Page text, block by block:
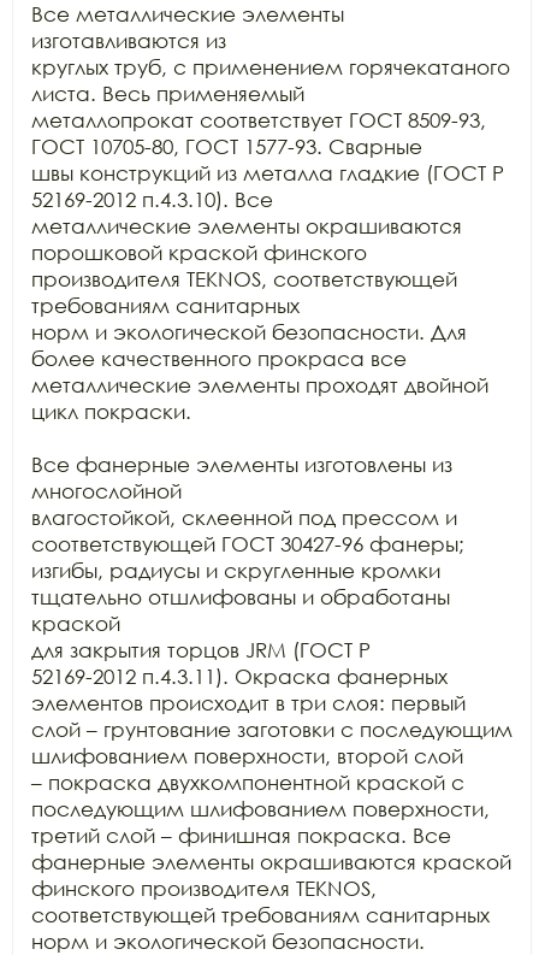
Все металлические элементы
изготавливаются из
круглых труб, с применением горячекатаного
листа. Весь применяемый
металлопрокат соответствует ГОСТ 8509-93,
ГОСТ 10705-80, ГОСТ 1577-93. Сварные
швы конструкций из металла гладкие (ГОСТ Р
52169-2012 п.4.3.10). Все
металлические элементы окрашиваются
порошковой краской финского
производителя TEKNOS, соответствующей
требованиям санитарных
норм и экологической безопасности. Для
более качественного прокраса все
металлические элементы проходят двойной
цикл покраски.
Все фанерные элементы изготовлены из
многослойной
влагостойкой, склеенной под прессом и
соответствующей ГОСТ 30427-96 фанеры;
изгибы, радиусы и скругленные кромки
тщательно отшлифованы и обработаны
краской
для закрытия торцов JRM (ГОСТ Р
52169-2012 п.4.3.11). Окраска фанерных
элементов происходит в три слоя: первый
слой – грунтование заготовки с последующим
шлифованием поверхности, второй слой
– покраска двухкомпонентной краской с
последующим шлифованием поверхности,
третий слой – финишная покраска. Все
фанерные элементы окрашиваются краской
финского производителя TEKNOS,
соответствующей требованиям санитарных
норм и экологической безопасности.